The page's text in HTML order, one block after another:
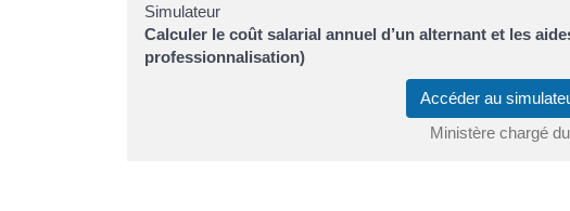
Simulateur
Calculer le coût salarial annuel d’un alternant et les
professionnalisation)
Accéder au
Ministère chargé